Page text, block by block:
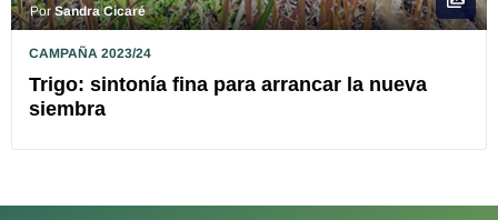
PorSandra Cicaré
CAMPAÑA 2023/24
Trigo: sintonía fina para arrancar la nueva
siembra